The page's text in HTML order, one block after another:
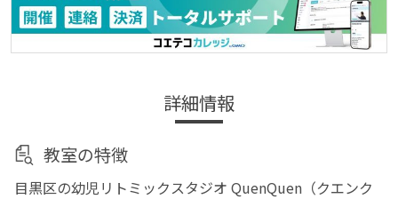
詳細情報
教室の特徴
目黒区の幼児リトミックスタジオ QuenQuen（クエンク